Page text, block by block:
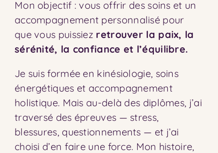
Mon objectif : vous offrir des soins et un
accompagnement personnalisé pour
que vous puissiez retrouver la paix, la
sérénité, la confiance et l’équilibre.
Je suis formée en kinésiologie, soins
énergétiques et accompagnement
holistique. Mais au-delà des diplômes, j’ai
traversé des épreuves — stress,
blessures, questionnements — et j’ai
choisi d’en faire une force. Mon histoire,